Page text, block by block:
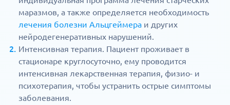
маразмов, а также определяется необходимость
лечения болезни Альцгеймера и других
нейродегенеративных нарушений.
Интенсивная терапия. Пациент проживает в
стационаре круглосуточно, ему проводится
интенсивная лекарственная терапия, физио- и
психотерапия, чтобы устранить острые симптомы
заболевания.